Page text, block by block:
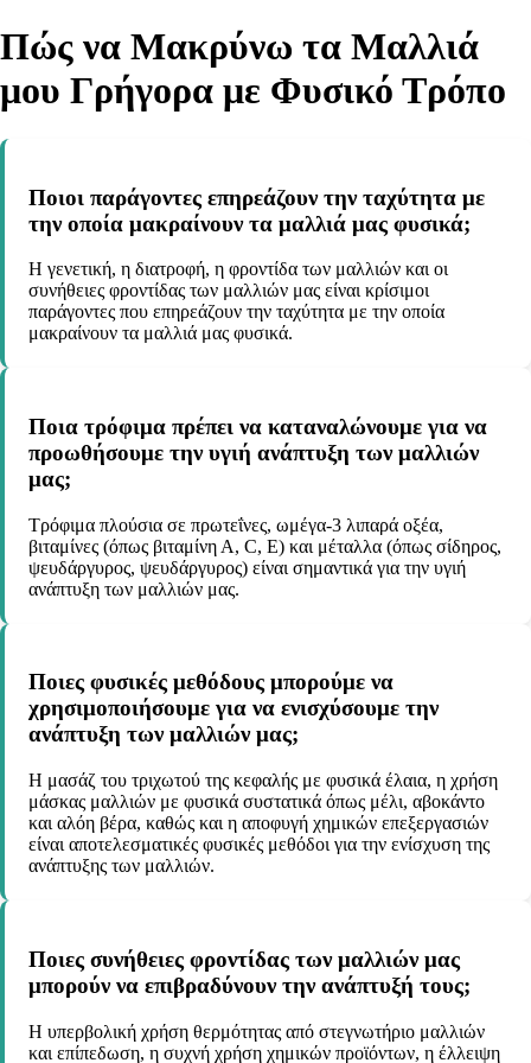
Πώς να Μακρύνω τα Μαλλιά
μου Γρήγορα με Φυσικό Τρόπο
Ποιοι παράγοντες επηρεάζουν την ταχύτητα με
την οποία μακραίνουν τα μαλλιά μας φυσικά;
Η γενετική, η διατροφή, η φροντίδα των μαλλιών και οι
συνήθειες φροντίδας των μαλλιών μας είναι κρίσιμοι
παράγοντες που επηρεάζουν την ταχύτητα με την οποία
μακραίνουν τα μαλλιά μας φυσικά.
Ποια τρόφιμα πρέπει να καταναλώνουμε για να
προωθήσουμε την υγιή ανάπτυξη των μαλλιών
μας;
Τρόφιμα πλούσια σε πρωτεΐνες, ωμέγα-3 λιπαρά οξέα,
βιταμίνες (όπως βιταμίνη Α, C, E) και μέταλλα (όπως σίδηρος,
ψευδάργυρος, ψευδάργυρος) είναι σημαντικά για την υγιή
ανάπτυξη των μαλλιών μας.
Ποιες φυσικές μεθόδους μπορούμε να
χρησιμοποιήσουμε για να ενισχύσουμε την
ανάπτυξη των μαλλιών μας;
Η μασάζ του τριχωτού της κεφαλής με φυσικά έλαια, η χρήση
μάσκας μαλλιών με φυσικά συστατικά όπως μέλι, αβοκάντο
και αλόη βέρα, καθώς και η αποφυγή χημικών επεξεργασιών
είναι αποτελεσματικές φυσικές μεθόδοι για την ενίσχυση της
ανάπτυξης των μαλλιών.
Ποιες συνήθειες φροντίδας των μαλλιών μας
μπορούν να επιβραδύνουν την ανάπτυξή τους;
Η υπερβολική χρήση θερμότητας από στεγνωτήριο μαλλιών
και επίπεδωση, η συχνή χρήση χημικών προϊόντων, η έλλειψη